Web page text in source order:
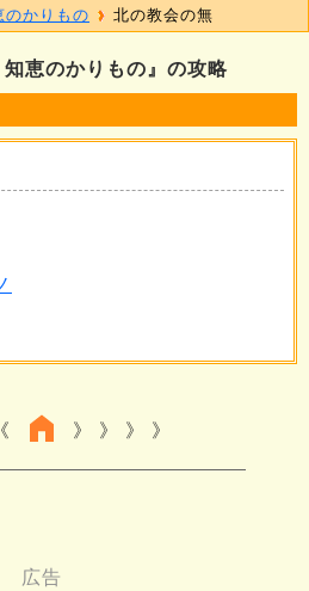
知恵のかりもの』の攻略
》 》 》
のかりもの 北の教会の無